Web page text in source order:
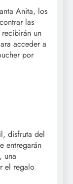
Anita, los
las
un
acceder a
por
disfruta del
entregarán
una
el regalo